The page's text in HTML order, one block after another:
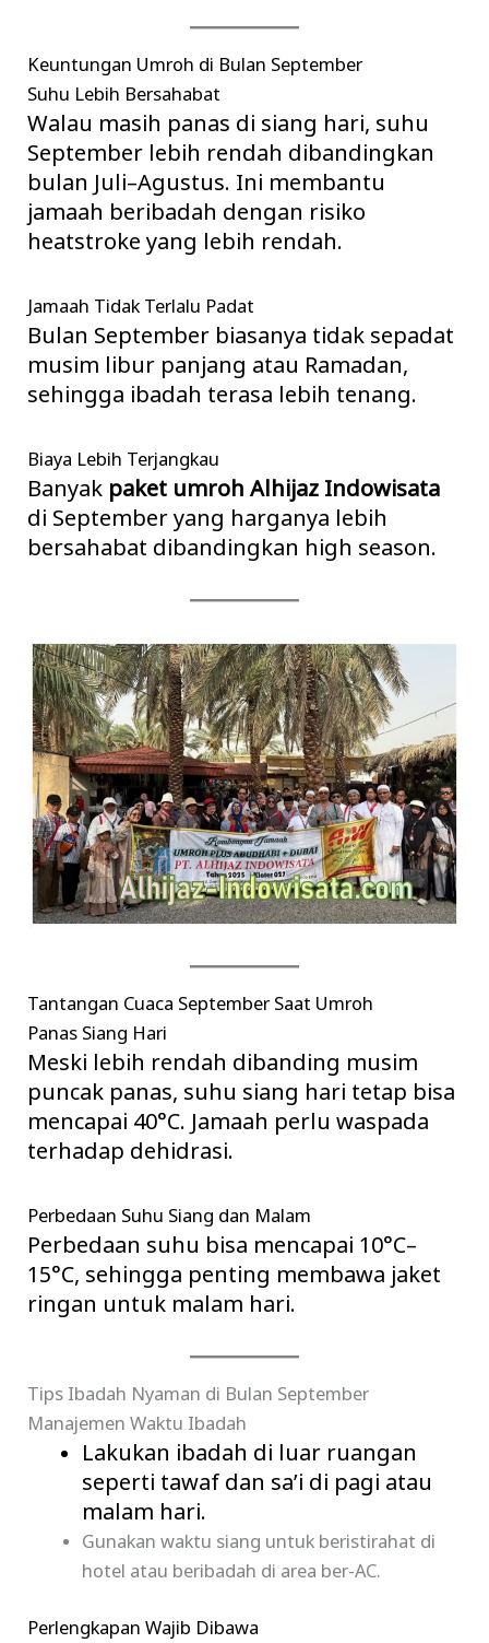
Keuntungan Umroh di Bulan September
Suhu Lebih Bersahabat
Walau masih panas di siang hari, suhu
September lebih rendah dibandingkan
bulan Juli–Agustus. Ini membantu
jamaah beribadah dengan risiko
heatstroke yang lebih rendah.
Jamaah Tidak Terlalu Padat
Bulan September biasanya tidak sepadat
musim libur panjang atau Ramadan,
sehingga ibadah terasa lebih tenang.
Biaya Lebih Terjangkau
Banyak paket umroh Alhijaz Indowisata
di September yang harganya lebih
bersahabat dibandingkan high season.
Tantangan Cuaca September Saat Umroh
Panas Siang Hari
Meski lebih rendah dibanding musim
puncak panas, suhu siang hari tetap bisa
mencapai 40°C. Jamaah perlu waspada
terhadap dehidrasi.
Perbedaan Suhu Siang dan Malam
Perbedaan suhu bisa mencapai 10°C–
15°C, sehingga penting membawa jaket
ringan untuk malam hari.
Tips Ibadah Nyaman di Bulan September
Manajemen Waktu Ibadah
Lakukan ibadah di luar ruangan
seperti tawaf dan sa’i di pagi atau
malam hari.
Gunakan waktu siang untuk beristirahat di
hotel atau beribadah di area ber-AC.
Perlengkapan Wajib Dibawa